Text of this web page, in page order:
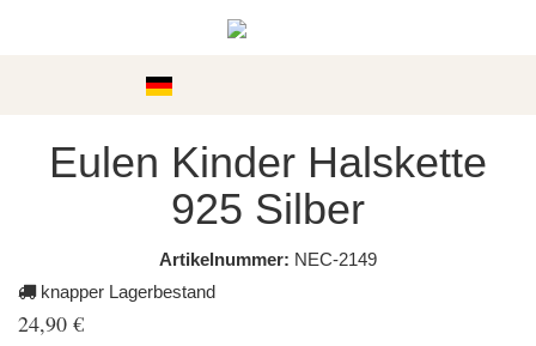
Eulen Kinder Halskette
925 Silber
Artikelnummer: NEC-2149
knapper Lagerbestand
24,90 €